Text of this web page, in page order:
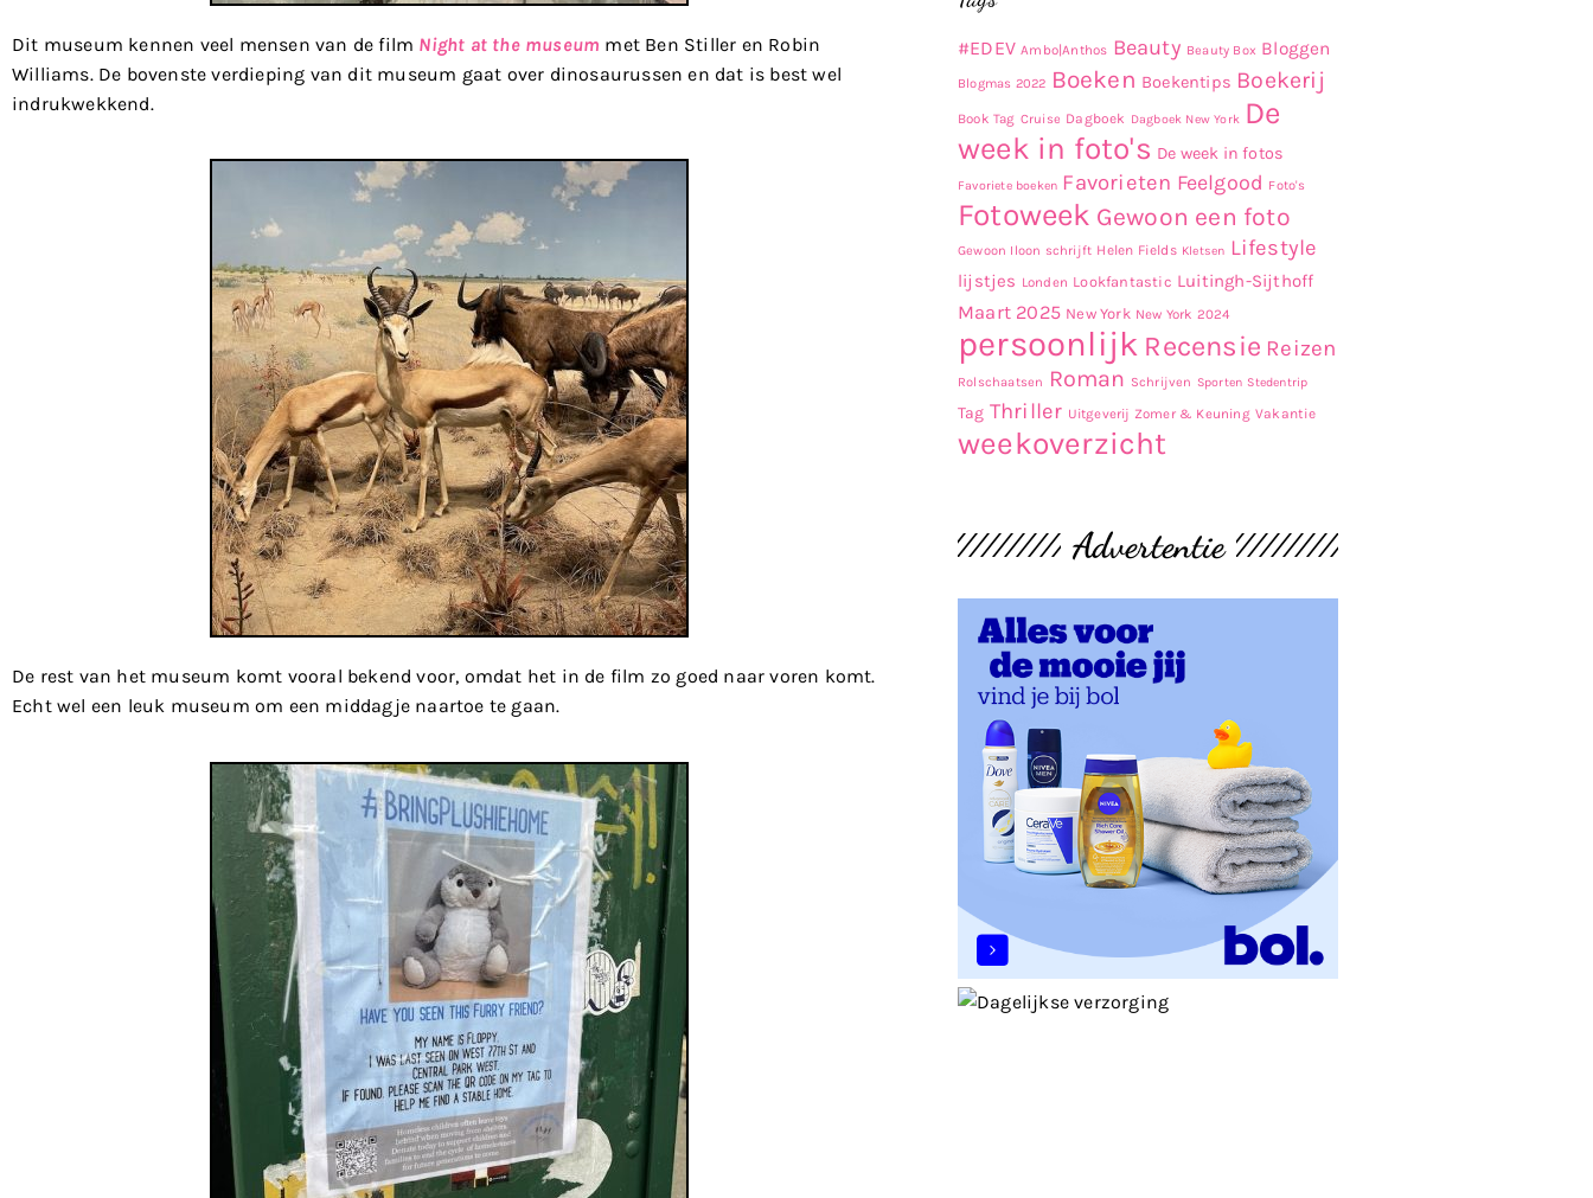
Dit museum kennen veel mensen van de film Night at the museum met Ben Stiller en Robin
Williams. De bovenste verdieping van dit museum gaat over dinosaurussen en dat is best wel
indrukwekkend.
De rest van het museum komt vooral bekend voor, omdat het in de film zo goed naar voren komt.
Echt wel een leuk museum om een middagje naartoe te gaan.
#EDEV Ambo|Anthos Beauty Beauty Box Bloggen
Blogmas 2022 Boeken Boekentips Boekerij
Book Tag Cruise Dagboek Dagboek New York De
week in foto's De week in fotos
Favoriete boeken Favorieten Feelgood Foto's
Fotoweek Gewoon een foto
Gewoon Iloon schrijft Helen Fields Kletsen Lifestyle
lijstjes Londen Lookfantastic Luitingh-Sijthoff
Maart 2025 New York New York 2024
persoonlijk Recensie Reizen
Rolschaatsen Roman Schrijven Sporten Stedentrip
Tag Thriller Uitgeverij Zomer & Keuning Vakantie
weekoverzicht
Advertentie